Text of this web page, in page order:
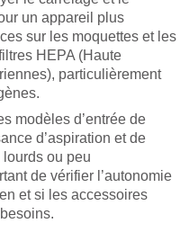
un appareil plus
sur les moquettes et les
HEPA (Haute
particulièrement
modèles d’entrée de
d’aspiration et de
lourds ou peu
de vérifier l’autonomie
et si les accessoires